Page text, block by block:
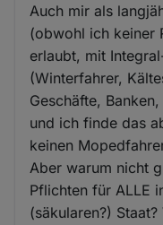
Auch mir als
(obwohl ich keiner
erlaubt, mit
(Winterfahrer,
Geschäfte,
und ich finde das
keinen
Aber warum nicht
Pflichten für ALLE
(säkularen?)